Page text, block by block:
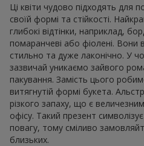
Ці квіти чудово підходять для
своїй формі та стійкості.
глибокі відтінки, наприклад,
помаранчеві або фіолені. Вони
стильно та дуже лаконічно. У
зазвичай уникаємо зайвого
пакування. Замість цього
витягнутій формі букета.
різкого запаху, що є
офісу. Такий презент
повагу, тому сміливо
близьких.